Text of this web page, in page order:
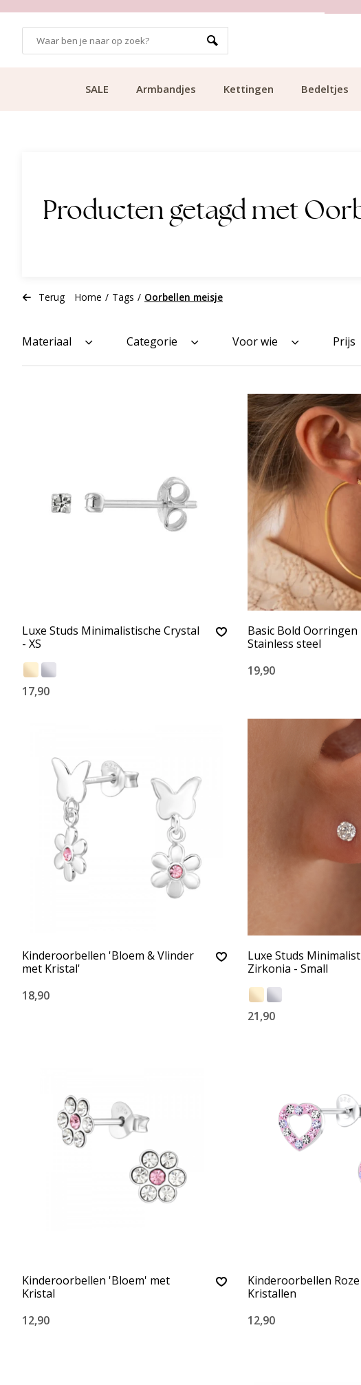
SALE Armbandjes Kettingen Bedeltjes
Producten getagd met
Terug Home / Tags / Oorbellen meisje
Materiaal Categorie Voor wie Prijs
Luxe Studs Minimalistische Crystal
- XS
17,90
Basic Bold Oorringen
Stainless steel
19,90
Kinderoorbellen 'Bloem & Vlinder
met Kristal'
18,90
Luxe Studs
Zirkonia - Small
21,90
Kinderoorbellen 'Bloem' met
Kristal
12,90
Kinderoorbellen
Kristallen
12,90